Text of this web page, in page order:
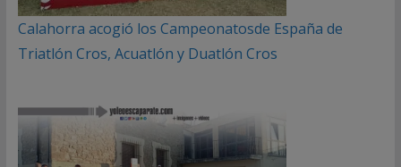
Calahorra acogió los Campeonatosde España de
Triatlón Cros, Acuatlón y Duatlón Cros